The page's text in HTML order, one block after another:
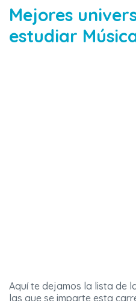
Mejores
estudiar
Aquí te dejamos la lista de
las que se imparte esta